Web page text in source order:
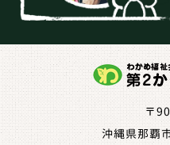
〒
沖縄県那覇